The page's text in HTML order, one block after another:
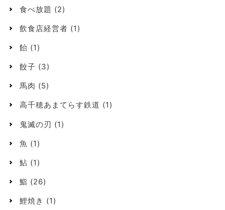
食べ放題 (2)
飲食店経営者 (1)
飴 (1)
餃子 (3)
馬肉 (5)
高千穂あまてらす鉄道 (1)
鬼滅の刃 (1)
魚 (1)
鮎 (1)
鮨 (26)
鯉焼き (1)